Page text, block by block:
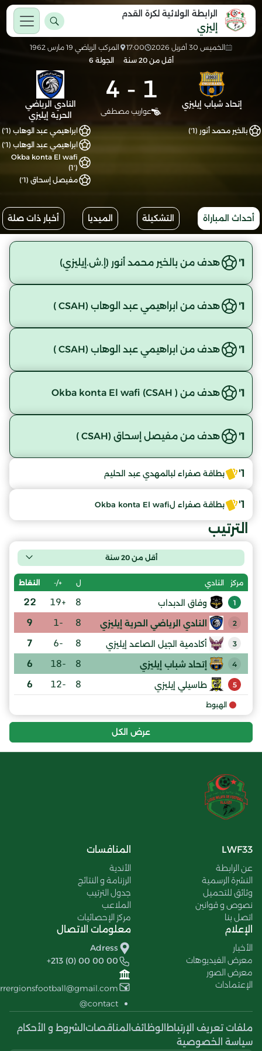
الرابطة الولائية لكرة القدم
إليزي
الخميس 30 أفريل 2026 17:00
المركب الرياضي 19 مارس 1962
أقل من 20 سنة
الجولة 6
إتحاد شباب إيليزي 1
-
4
عواريب مصطفى
النادي الرياضي
الحرية إيليزي
بالخير محمد أنور (1')
ابراهيمي عبد الوهاب (1')
ابراهيمي عبد الوهاب (1')
Okba konta El wafi
(1')
مفيصل إسحاق (1')
أحداث المباراة التشكيلة الميديا أخبار ذات صلة
1' هدف من بالخير محمد أنور (إ.ش.إيليزي)
1' هدف من ابراهيمي عبد الوهاب (CSAH )
1' هدف من ابراهيمي عبد الوهاب (CSAH )
1' هدف من Okba konta El wafi (CSAH )
1' هدف من مفيصل إسحاق (CSAH )
1' بطاقة صفراء لبالمهدي عبد الحليم
1' بطاقة صفراء لOkba konta El wafi
الترتيب
أقل من 20 سنة
مركز النادي ل +/- النقاط
1 وفاق الدبداب 8
+19
22
2 النادي الرياضي الحرية إيليزي 8
-1
9
3 أكادمية الجيل الصاعد إيليزي 8
-6
7
4 إتحاد شباب إيليزي 8
-18
6
5 طاسيلي إيليزي 8
-12
6
الهبوط
عرض الكل
LWF33
عن الرابطة
النشرة الرسمية
وثائق للتحميل
نصوص و قوانين
اتصل بنا
المنافسات
الأندية
الرزنامة و النتائج
جدول الترتيب
الملاعب
مركز الإحصائيات
الإعلام
الأخبار
معرض الفيديوهات
معرض الصور
الإعتمادات
معلومات الاتصال
Adress
+213 (0) 00 00 00
contact@
ملفات تعريف الإرتباط الوظائف المناقصات الشروط و الأحكام
سياسة الخصوصية